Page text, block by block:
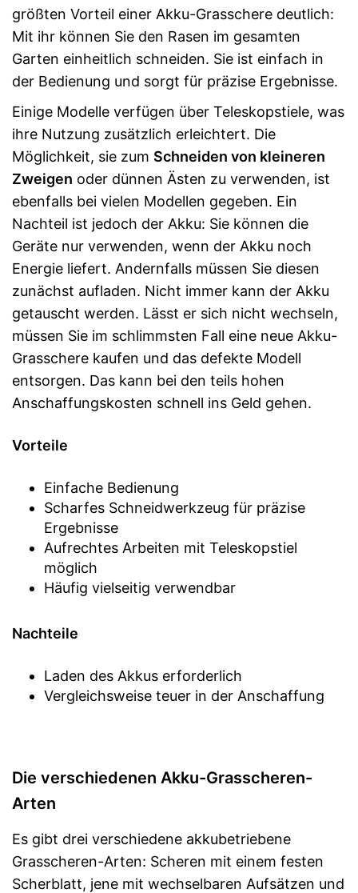
größten Vorteil einer Akku-Grasschere deutlich:
Mit ihr können Sie den Rasen im gesamten
Garten einheitlich schneiden. Sie ist einfach in
der Bedienung und sorgt für präzise Ergebnisse.
Einige Modelle verfügen über Teleskopstiele, was
ihre Nutzung zusätzlich erleichtert. Die
Möglichkeit, sie zum Schneiden von kleineren
Zweigen oder dünnen Ästen zu verwenden, ist
ebenfalls bei vielen Modellen gegeben. Ein
Nachteil ist jedoch der Akku: Sie können die
Geräte nur verwenden, wenn der Akku noch
Energie liefert. Andernfalls müssen Sie diesen
zunächst aufladen. Nicht immer kann der Akku
getauscht werden. Lässt er sich nicht wechseln,
müssen Sie im schlimmsten Fall eine neue Akku-
Grasschere kaufen und das defekte Modell
entsorgen. Das kann bei den teils hohen
Anschaffungskosten schnell ins Geld gehen.
Vorteile
Einfache Bedienung
Scharfes Schneidwerkzeug für präzise
Ergebnisse
Aufrechtes Arbeiten mit Teleskopstiel
möglich
Häufig vielseitig verwendbar
Nachteile
Laden des Akkus erforderlich
Vergleichsweise teuer in der Anschaffung
Die verschiedenen Akku-Grasscheren-
Arten
Es gibt drei verschiedene akkubetriebene
Grasscheren-Arten: Scheren mit einem festen
Scherblatt, jene mit wechselbaren Aufsätzen und